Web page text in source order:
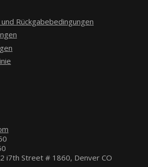
Rückgabebedingungen
i7th Street # 1860, Denver CO